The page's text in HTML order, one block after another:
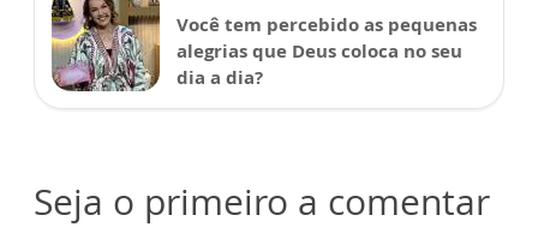
Você tem percebido as pequenas
alegrias que Deus coloca no seu
dia a dia?
Seja o primeiro a comentar